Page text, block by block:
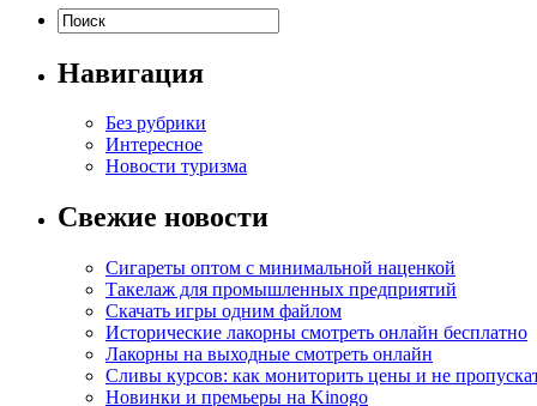
Навигация
Без рубрики
Интересное
Новости туризма
Свежие новости
Сигареты оптом с минимальной наценкой
Такелаж для промышленных предприятий
Скачать игры одним файлом
Исторические лакорны смотреть онлайн бесплатно
Лакорны на выходные смотреть онлайн
Сливы курсов: как мониторить цены и не
Новинки и премьеры на Kinogo